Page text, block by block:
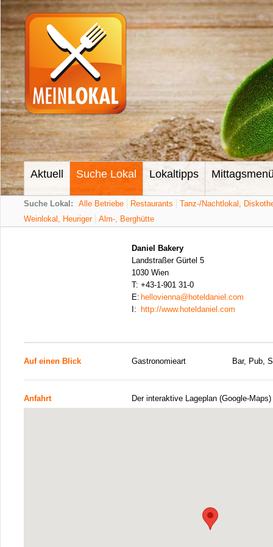
Aktuell Suche Lokal Lokaltipps
Suche Lokal: Alle Betriebe Restaurants
Tanz-/Nachtlokal,
Weinlokal, Heuriger
Alm-, Berghütte
Daniel Bakery
Landstraßer Gürtel 5
1030 Wien
T: +43-1-901 31-0
E: hellovienna@hoteldaniel.com
I:
http://www.hoteldaniel.com
Auf einen Blick Gastronomieart Bar, Pub,
Anfahrt Der interaktive Lageplan (Google-